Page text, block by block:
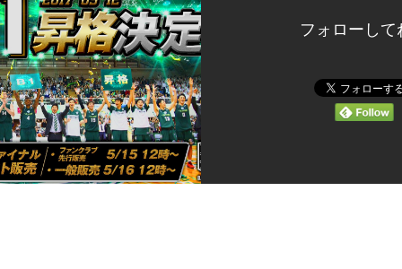
フォローし